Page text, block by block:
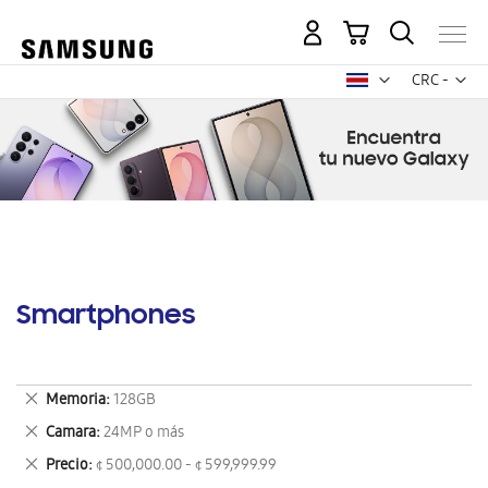
CRC -
colón
Mi carrito
Smartphones
Memoria 128GB
Eliminar
este
artículo
Camara 24MP o más
Eliminar
este
artículo
Precio ¢ 500,000.00 - ¢ 599,999.99
Eliminar